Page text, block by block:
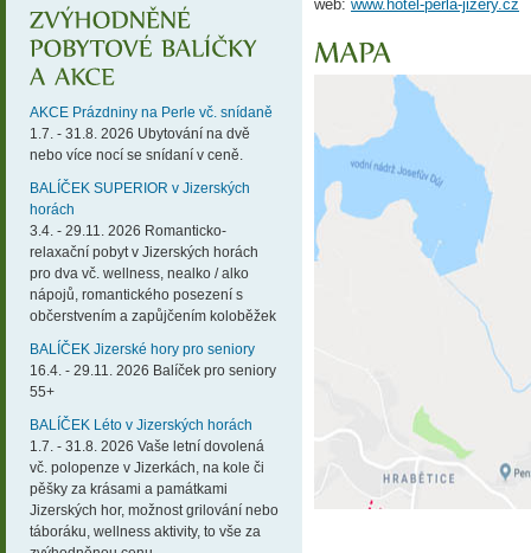
AKCE Prázdniny na Perle vč. snídaně
1.7. - 31.8. 2026 Ubytování na dvě
nebo více nocí se snídaní v ceně.
BALÍČEK SUPERIOR v Jizerských
horách
3.4. - 29.11. 2026 Romanticko-
relaxační pobyt v Jizerských horách
pro dva vč. wellness, nealko / alko
nápojů, romantického posezení s
občerstvením a zapůjčením koloběžek
BALÍČEK Jizerské hory pro seniory
16.4. - 29.11. 2026 Balíček pro seniory
55+
BALÍČEK Léto v Jizerských horách
1.7. - 31.8. 2026 Vaše letní dovolená
vč. polopenze v Jizerkách, na kole či
pěšky za krásami a památkami
Jizerských hor, možnost grilování nebo
táboráku, wellness aktivity, to vše za
web: www.hotel-perla-jizery.cz